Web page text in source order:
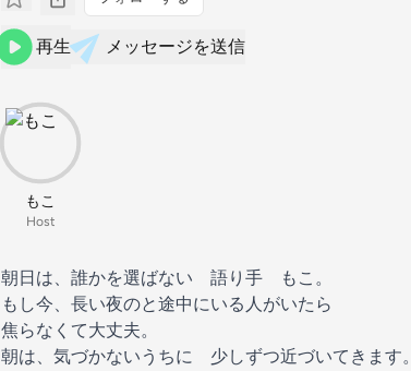
再生 メッセージを送信
もこ
Host
朝日は、誰かを選ばない 語り手 もこ。
もし今、長い夜のと途中にいる人がいたら
焦らなくて大丈夫。
朝は、気づかないうちに 少しずつ近づいてきます。